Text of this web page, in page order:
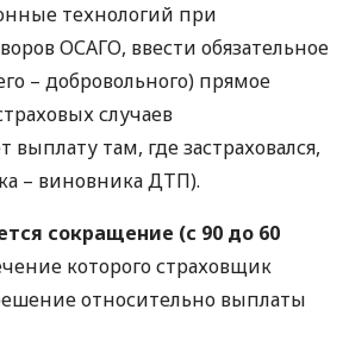
технологий при
ОСАГО, ввести обязательное
– добровольного) прямое
случаев
выплату там, где застраховался,
– виновникаДТП).
сокращение (с 90 до 60
которого страховщик
относительно выплаты